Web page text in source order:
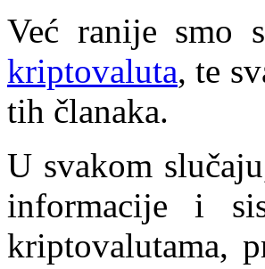
Već ranije smo
kriptovaluta, te
tih članaka.
U svakom
informacije i
kriptovalutama,